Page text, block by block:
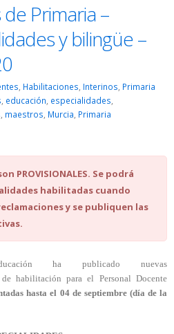
Primaria –
y bilingüe –
Habilitaciones Interinos Primaria
educación especialidades
, maestros, Murcia, Primaria
PROVISIONALES. Se podrá
habilitadas cuando
y se publiquen las
ha publicado nuevas
de habilitación para el Personal Docente
hasta el 04 de septiembre (día de la